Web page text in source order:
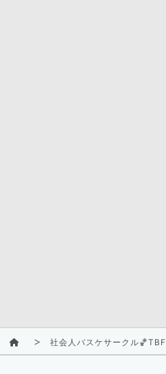
社会人バスケサークル🏀TBF